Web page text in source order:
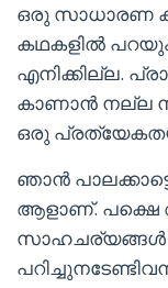
ഒരു സാധാരണ
കഥകളിൽ
എനിക്കില്ല.
കാണാൻ നല്ല
ഒരു
ഞാൻ
ആളാണ്. പക്ഷെ
സാഹചര്യങ്ങൾ